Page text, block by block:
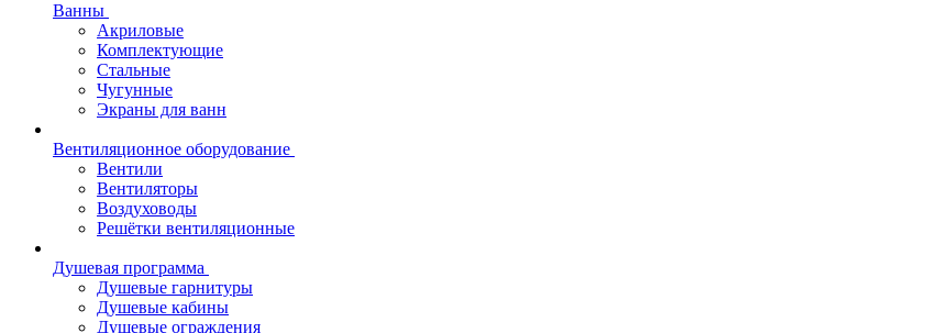
Ванны
Акриловые
Комплектующие
Стальные
Чугунные
Экраны для ванн
Вентиляционное оборудование
Вентили
Вентиляторы
Воздуховоды
Решётки вентиляционные
Душевая программа
Душевые гарнитуры
Душевые кабины
Душевые ограждения